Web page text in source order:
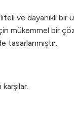
ve dayanıklı bir
mükemmel bir
tasarlanmıştır.